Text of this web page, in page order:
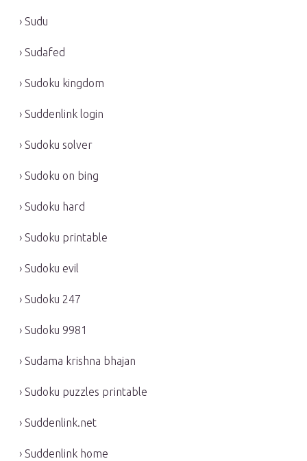
› Sudu
› Sudafed
› Sudoku kingdom
› Suddenlink login
› Sudoku solver
› Sudoku on bing
› Sudoku hard
› Sudoku printable
› Sudoku evil
› Sudoku 247
› Sudoku 9981
› Sudama krishna bhajan
› Sudoku puzzles printable
› Suddenlink.net
› Suddenlink home